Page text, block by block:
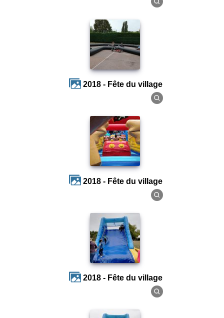
2018 - Fête du village
2018 - Fête du village
2018 - Fête du village